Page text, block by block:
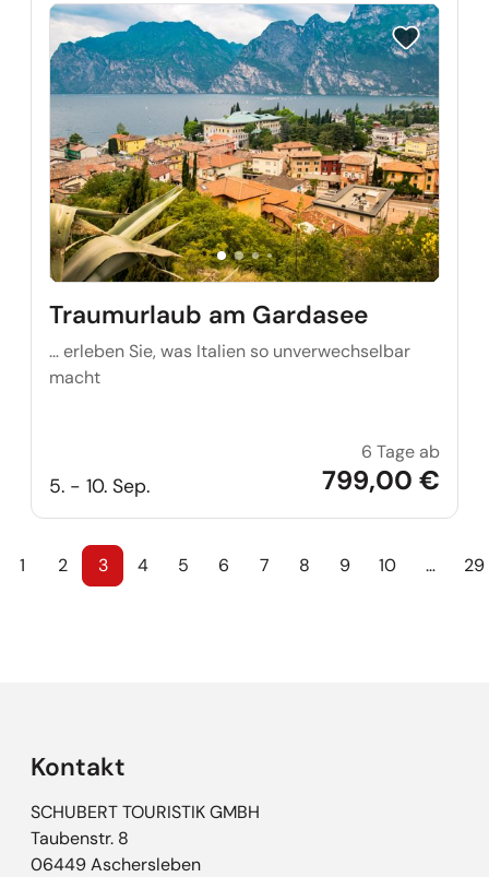
Reise auf
Traumurlaub am Gardasee
… erleben Sie, was Italien so unverwechselbar
macht
5. - 10. Sep.
6 Tage ab
799,00 €
1 2 3 4 5 6 7 8 9 10 … 29
Kontakt
SCHUBERT TOURISTIK GMBH
Taubenstr. 8
06449 Aschersleben